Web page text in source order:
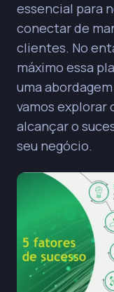
essencial para
conectar de
clientes. No
máximo essa
uma
vamos explorar
alcançar o
seu negócio.